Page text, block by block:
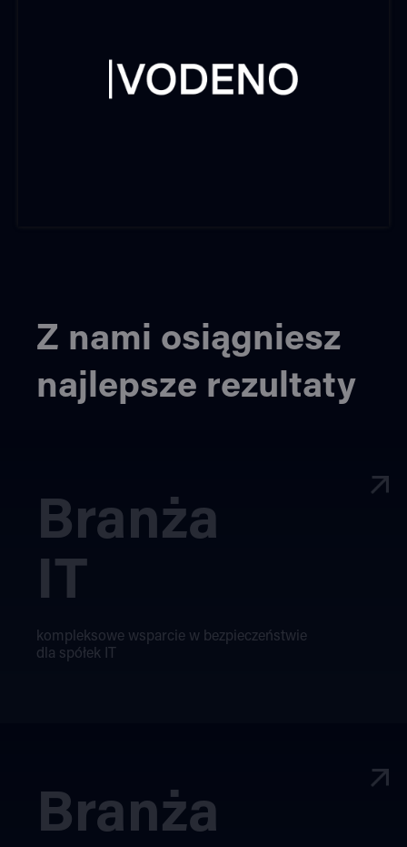
Z nami osiągniesz
najlepsze rezultaty
Branża
IT
kompleksowe wsparcie w bezpieczeństwie
dla spółek IT
Branża